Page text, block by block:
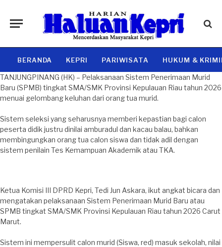
BERANDA KEPRI PARIWISATA HUKUM &
TANJUNGPINANG (HK) – Pelaksanaan Sistem Penerimaan Murid
Baru (SPMB) tingkat SMA/SMK Provinsi Kepulauan Riau tahun 2026
menuai gelombang keluhan dari orang tua murid.
Sistem seleksi yang seharusnya memberi kepastian bagi calon
peserta didik justru dinilai amburadul dan kacau balau, bahkan
membingungkan orang tua calon siswa dan tidak adil dengan
sistem penilain Tes Kemampuan Akademik atau TKA.
Ketua Komisi III DPRD Kepri, Tedi Jun Askara, ikut angkat bicara dan
mengatakan pelaksanaan Sistem Penerimaan Murid Baru atau
SPMB tingkat SMA/SMK Provinsi Kepulauan Riau tahun 2026 Carut
Marut.
Sistem ini mempersulit calon murid (Siswa, red) masuk sekolah, nilai